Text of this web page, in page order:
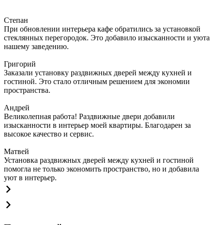
Степан
При обновлении интерьера кафе обратились за установкой
стеклянных перегородок. Это добавило изысканности и уюта
нашему заведению.
Григорий
Заказали установку раздвижных дверей между кухней и
гостиной. Это стало отличным решением для экономии
пространства.
Андрей
Великолепная работа! Раздвижные двери добавили
изысканности в интерьер моей квартиры. Благодарен за
высокое качество и сервис.
Матвей
Установка раздвижных дверей между кухней и гостиной
помогла не только экономить пространство, но и добавила
уют в интерьер.